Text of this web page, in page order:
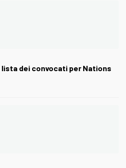
lista dei convocati per Nations